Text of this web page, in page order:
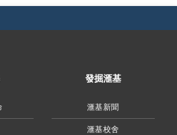
發掘滙基
滙基新聞
滙基校舍